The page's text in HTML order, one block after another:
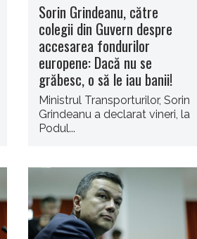
Sorin Grindeanu, către
colegii din Guvern despre
accesarea fondurilor
europene: Dacă nu se
grăbesc, o să le iau banii!
Ministrul Transporturilor, Sorin
Grindeanu a declarat vineri, la
Podul...